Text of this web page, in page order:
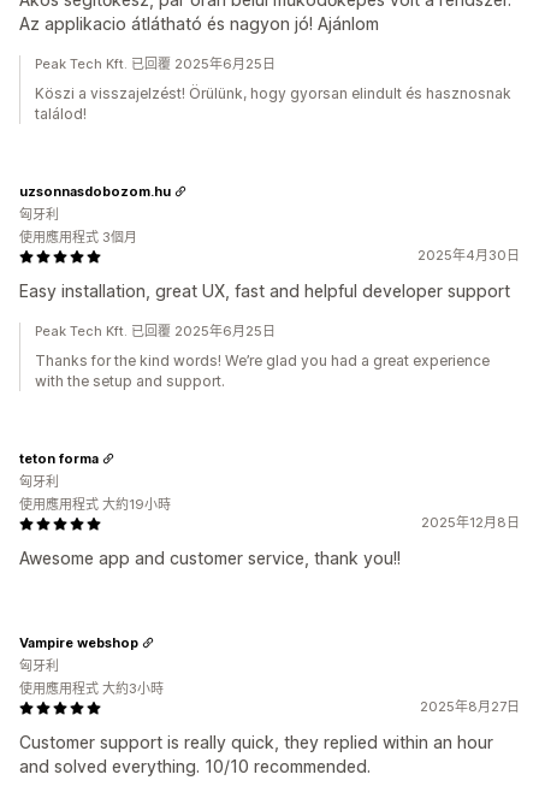
Az applikacio átlátható és nagyon jó! Ajánlom
Peak Tech Kft. 已回覆 2025年6月25日
Köszi a visszajelzést! Örülünk, hogy gyorsan elindult és hasznosnak
találod!
2025年4月30日
Easy installation, great UX, fast and helpful developer support
uzsonnasdobozom.hu
匈牙利
使用應用程式 3個月
Peak Tech Kft. 已回覆 2025年6月25日
Thanks for the kind words! We’re glad you had a great experience
with the setup and support.
2025年12月8日
Awesome app and customer service, thank you!!
teton forma
匈牙利
使用應用程式 大約19小時
2025年8月27日
Customer support is really quick, they replied within an hour
and solved everything. 10/10 recommended.
Vampire webshop
匈牙利
使用應用程式 大約3小時